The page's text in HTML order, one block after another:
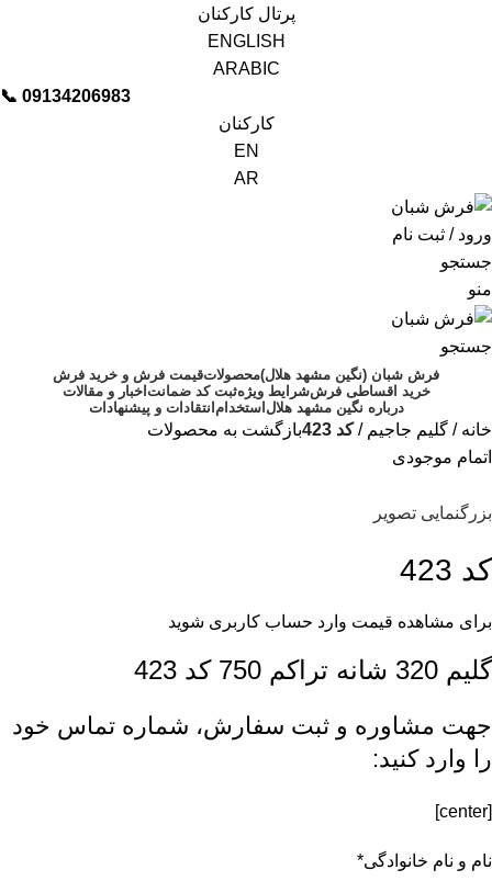
پرتال کارکنان
ENGLISH
ARABIC
📞︁ 09134206983
کارکنان
EN
AR
ورود / ثبت نام
جستجو
منو
جستجو
فرش شبان (نگین مشهد هلال)محصولاتقیمت فرش و خرید فرش
خرید اقساطی فرششرایط ویژهثبت کد ضمانتاخبار و مقالات
درباره نگین مشهد هلالاستخدامانتقادات و پیشنهادات
خانه گلیم جاجیم کد 423
بازگشت به محصولات
اتمام موجودی
بزرگنمایی تصویر
کد 423
برای مشاهده قیمت وارد حساب کاربری شوید
گلیم 320 شانه تراکم 750 کد 423
جهت مشاوره و ثبت سفارش، شماره تماس خود
را وارد کنید:
[center]
نام و نام خانوادگی*